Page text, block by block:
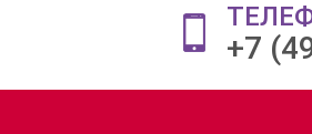
+7